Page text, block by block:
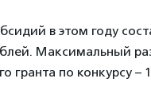
в этом году
Максимальный
гранта по конкурсу –